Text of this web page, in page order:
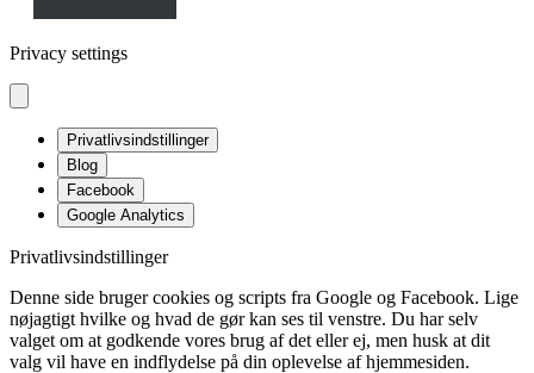
Privacy settings
Privatlivsindstillinger
Blog
Facebook
Google Analytics
Privatlivsindstillinger
Denne side bruger cookies og scripts fra Google og Facebook. Lige
nøjagtigt hvilke og hvad de gør kan ses til venstre. Du har selv
valget om at godkende vores brug af det eller ej, men husk at dit
valg vil have en indflydelse på din oplevelse af hjemmesiden.